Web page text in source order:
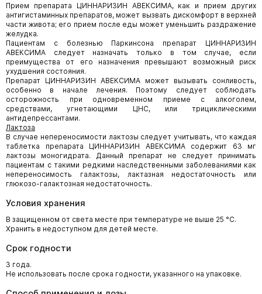
Прием препарата ЦИННАРИЗИН АВЕКСИМА, как и прием других
антигистаминных препаратов, может вызвать дискомфорт в верхней
части живота; его прием после еды может уменьшить раздражение
желудка.
Пациентам с болезнью Паркинсона препарат ЦИННАРИЗИН
АВЕКСИМА следует назначать только в том случае, если
преимущества от его назначения превышают возможный риск
ухудшения состояния.
Препарат ЦИННАРИЗИН АВЕКСИМА может вызывать сонливость,
особенно в начале лечения. Поэтому следует соблюдать
осторожность при одновременном приеме с алкоголем,
средствами, угнетающими ЦНС, или трициклическими
антидепрессантами.
Лактоза
В случае непереносимости лактозы следует учитывать, что каждая
таблетка препарата ЦИННАРИЗИН АВЕКСИМА содержит 63 мг
лактозы моногидрата. Данный препарат не следует принимать
пациентам с такими редкими наследственными заболеваниями как
непереносимость галактозы, лактазная недостаточность или
глюкозо-галактозная недостаточность.
Условия хранения
В защищенном от света месте при температуре не выше 25 °C.
Хранить в недоступном для детей месте.
Срок годности
3 года.
Не использовать после срока годности, указанного на упаковке.